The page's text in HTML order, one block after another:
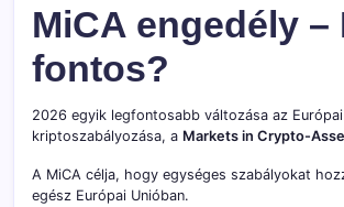
MiCA engedély –
fontos?
2026 egyik legfontosabb változása az
kriptoszabályozása, a Markets in Crypto-
A MiCA célja, hogy egységes szabályokat
egész Európai Unióban.